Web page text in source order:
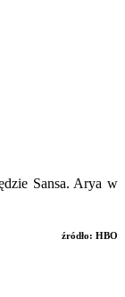
Sansa. Arya w
źródło: HBO